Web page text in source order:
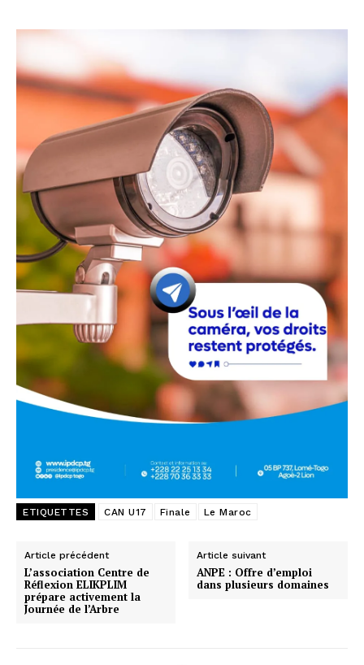
ETIQUETTES CAN U17 Finale Le Maroc
Article précédent
L’association Centre de
Réflexion ELIKPLIM
prépare activement la
Journée de l’Arbre
Article suivant
ANPE : Offre d’emploi
dans plusieurs domaines